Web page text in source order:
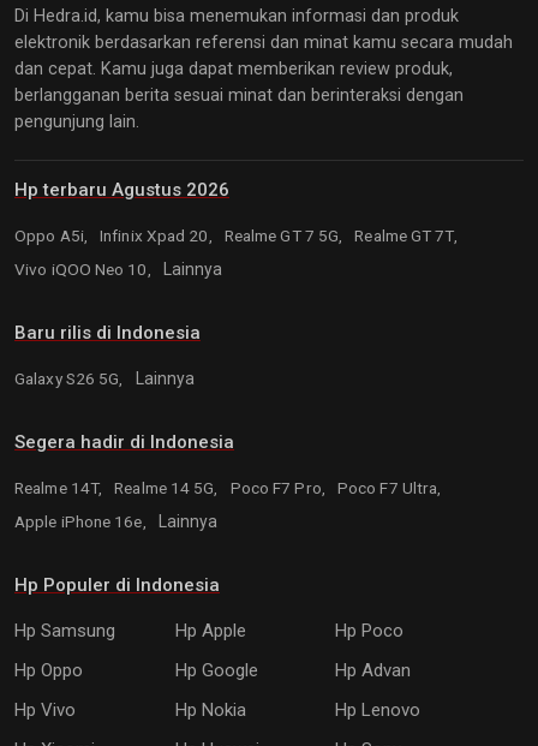
Di Hedra.id, kamu bisa menemukan informasi dan produk
elektronik berdasarkan referensi dan minat kamu secara mudah
dan cepat. Kamu juga dapat memberikan review produk,
berlangganan berita sesuai minat dan berinteraksi dengan
pengunjung lain.
Hp terbaru Agustus 2026
Oppo A5i, Infinix Xpad 20, Realme GT 7 5G,
Realme GT 7T,
Vivo iQOO Neo 10,
Lainnya
Baru rilis di Indonesia
Galaxy S26 5G, Lainnya
Segera hadir di Indonesia
Realme 14T, Realme 14 5G, Poco F7 Pro,
Poco F7 Ultra,
Apple iPhone 16e,
Lainnya
Hp Populer di Indonesia
Hp Samsung Hp Apple
Hp Poco
Hp Oppo
Hp Google
Hp Advan
Hp Vivo
Hp Nokia
Hp Lenovo